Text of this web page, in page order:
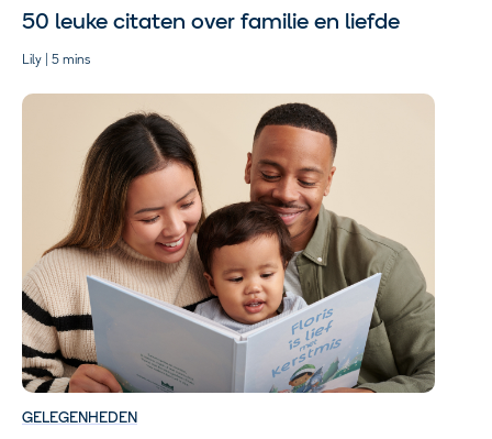
50 leuke citaten over familie en liefde
Lily | 5 mins
GELEGENHEDEN